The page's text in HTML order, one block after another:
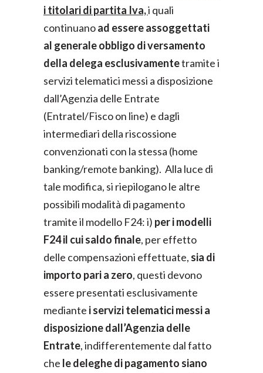
i titolari di partita Iva,i quali
continuanoad essere assoggettati
al generale obbligo di versamento
della delega esclusivamentetramite i
servizi telematici messi a disposizione
dall’Agenzia delle Entrate
(Entratel/Fisco on line) e dagli
intermediari della riscossione
convenzionati con la stessa (home
banking/remote banking). Alla luce di
tale modifica, si riepilogano le altre
possibili modalità di pagamento
tramite il modello F24: i) per i modelli
F24 il cui saldo finale, per effetto
delle compensazioni effettuate, sia di
importo pari a zero, questi devono
essere presentati esclusivamente
mediante i servizi telematici messi a
disposizione dall’Agenzia delle
Entrate, indifferentemente dal fatto
che le deleghe di pagamento siano